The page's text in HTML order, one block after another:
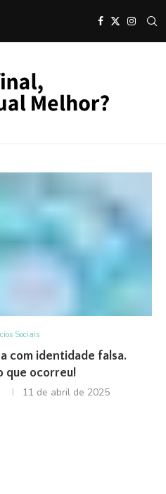
Sociais
com identidade falsa.
que ocorreu!
11 de abril de 2025